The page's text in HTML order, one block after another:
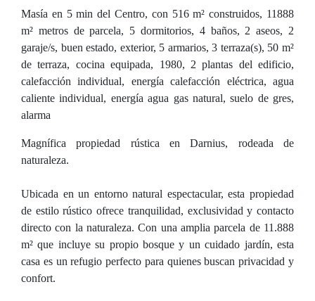
Masía en 5 min del Centro, con 516 m² construidos, 11888
m² metros de parcela, 5 dormitorios, 4 baños, 2 aseos, 2
garaje/s, buen estado, exterior, 5 armarios, 3 terraza(s), 50 m²
de terraza, cocina equipada, 1980, 2 plantas del edificio,
calefacción individual, energía calefacción eléctrica, agua
caliente individual, energía agua gas natural, suelo de gres,
alarma
Magnífica propiedad rústica en Darnius, rodeada de
naturaleza.
Ubicada en un entorno natural espectacular, esta propiedad
de estilo rústico ofrece tranquilidad, exclusividad y contacto
directo con la naturaleza. Con una amplia parcela de 11.888
m² que incluye su propio bosque y un cuidado jardín, esta
casa es un refugio perfecto para quienes buscan privacidad y
confort.